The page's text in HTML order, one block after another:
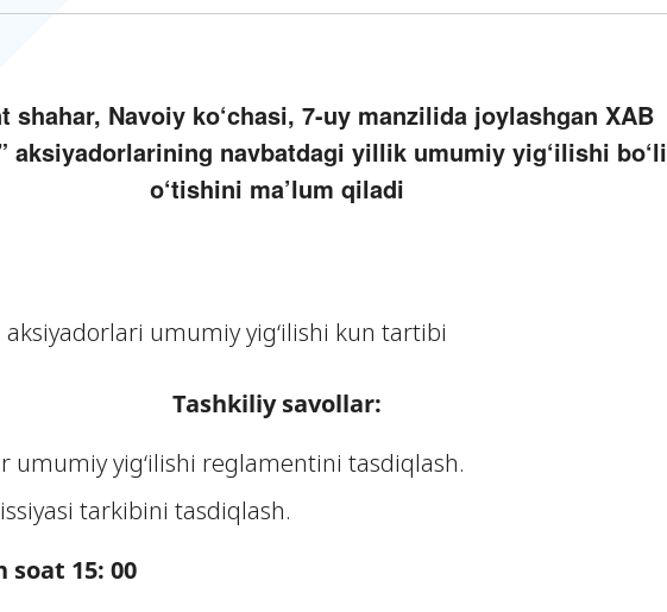
shahar, Navoiy ko‘chasi, 7-uy manzilida joylashgan XAB
aksiyadorlarining navbatdagi yillik umumiy yig‘ilishi
o‘tishini ma’lum qiladi
aksiyadorlari umumiy yig‘ilishi kun tartibi
Tashkiliy savollar:
umumiy yig‘ilishi reglamentini tasdiqlash.
tarkibini tasdiqlash.
soat 15: 00